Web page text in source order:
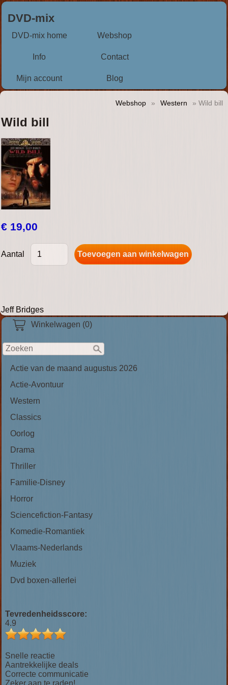
DVD-mix
DVD-mix home Webshop
Info Contact
Mijn account Blog
Winkelwagen (0)
Actie van de maand augustus 2026
Actie-Avontuur
Western
Classics
Oorlog
Drama
Thriller
Familie-Disney
Horror
Sciencefiction-Fantasy
Komedie-Romantiek
Vlaams-Nederlands
Muziek
Dvd boxen-allerlei
Tevredenheidsscore:
4.9
Snelle reactie
Aantrekkelijke deals
Correcte communicatie
Zeker aan te raden!
Webshop » Western » Wild bill
Wild bill
€ 19,00
Aantal
Jeff Bridges